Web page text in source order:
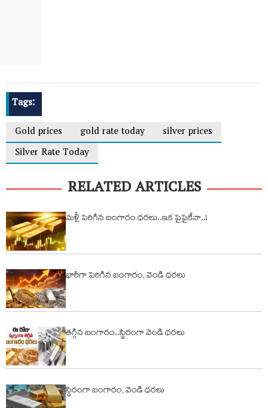
Tags:
Gold prices
gold rate today
silver prices
Silver Rate Today
RELATED ARTICLES
మళ్లీ పెరిగిన బంగారం ధరలు..ఇక పైపైకేనా..!
భారీగా పెరిగిన బంగారం, వెండి ధరలు
తగ్గిన బంగారం..స్థిరంగా వెండి ధరలు
స్థిరంగా బంగారం, వెండి ధరలు